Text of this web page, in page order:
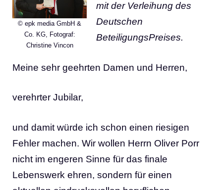
© epk media GmbH &
Co. KG, Fotograf:
Christine Vincon
mit der Verleihung des
Deutschen
BeteiligungsPreises.
Meine sehr geehrten Damen und Herren,
verehrter Jubilar,
und damit würde ich schon einen riesigen
Fehler machen. Wir wollen Herrn Oliver Porr
nicht im engeren Sinne für das finale
Lebenswerk ehren, sondern für einen